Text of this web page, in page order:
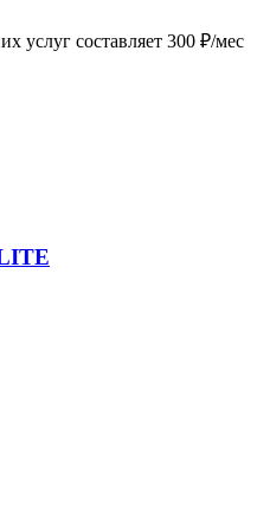
услуг составляет 300 ₽/мес